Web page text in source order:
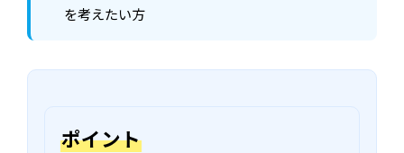
を考えたい方
ポイント